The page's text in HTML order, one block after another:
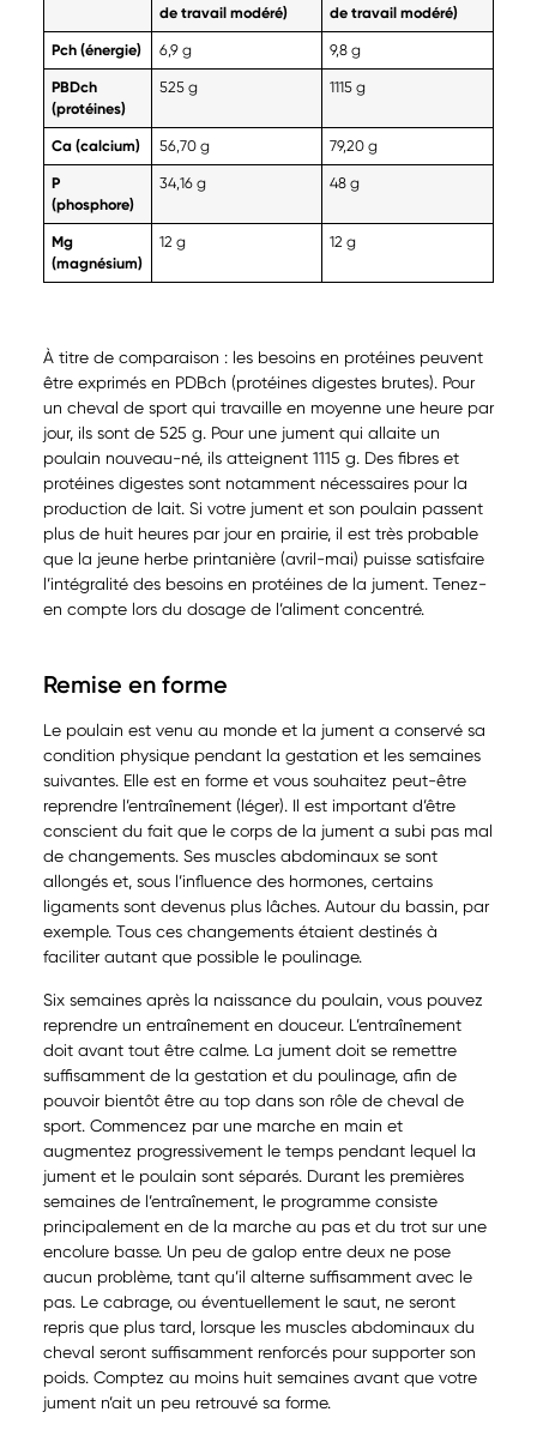
de travail modéré)
de travail modéré)
Pch (énergie) 6,9 g 9,8 g
PBDch
(protéines)
525 g 1115 g
Ca (calcium) 56,70 g 79,20 g
P
(phosphore)
34,16 g 48 g
Mg
(magnésium)
12 g 12 g
À titre de comparaison : les besoins en protéines peuvent
être exprimés en PDBch (protéines digestes brutes). Pour
un cheval de sport qui travaille en moyenne une heure par
jour, ils sont de 525 g. Pour une jument qui allaite un
poulain nouveau-né, ils atteignent 1115 g. Des fibres et
protéines digestes sont notamment nécessaires pour la
production de lait. Si votre jument et son poulain passent
plus de huit heures par jour en prairie, il est très probable
que la jeune herbe printanière (avril-mai) puisse satisfaire
l’intégralité des besoins en protéines de la jument. Tenez-
en compte lors du dosage de l’aliment concentré.
Remise en forme
Le poulain est venu au monde et la jument a conservé sa
condition physique pendant la gestation et les semaines
suivantes. Elle est en forme et vous souhaitez peut-être
reprendre l’entraînement (léger). Il est important d’être
conscient du fait que le corps de la jument a subi pas mal
de changements. Ses muscles abdominaux se sont
allongés et, sous l’influence des hormones, certains
ligaments sont devenus plus lâches. Autour du bassin, par
exemple. Tous ces changements étaient destinés à
faciliter autant que possible le poulinage.
Six semaines après la naissance du poulain, vous pouvez
reprendre un entraînement en douceur. L’entraînement
doit avant tout être calme. La jument doit se remettre
suffisamment de la gestation et du poulinage, afin de
pouvoir bientôt être au top dans son rôle de cheval de
sport. Commencez par une marche en main et
augmentez progressivement le temps pendant lequel la
jument et le poulain sont séparés. Durant les premières
semaines de l’entraînement, le programme consiste
principalement en de la marche au pas et du trot sur une
encolure basse. Un peu de galop entre deux ne pose
aucun problème, tant qu’il alterne suffisamment avec le
pas. Le cabrage, ou éventuellement le saut, ne seront
repris que plus tard, lorsque les muscles abdominaux du
cheval seront suffisamment renforcés pour supporter son
poids. Comptez au moins huit semaines avant que votre
jument n’ait un peu retrouvé sa forme.